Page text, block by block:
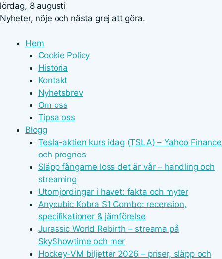
lördag, 8 augusti
Nyheter, nöje och nästa grej att göra.
Hem
Cookie Policy
Historia
Kontakt
Nyhetsbrev
Om oss
Tipsa oss
Blogg
Tesla-aktien kurs idag (TSLA) – Yahoo Finance
och prognos
Släpp fångarne loss det är vår – handling och
streaming
Utomjordingar i havet: fakta och myter
Anycubic Kobra S1 Combo: recension,
specifikationer & jämförelse
Jurassic World Rebirth – streama på
SkyShowtime och mer
Hockey-VM biljetter 2026 – priser, släpp och